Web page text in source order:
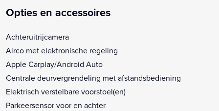
Opties en accessoires
Achteruitrijcamera
Airco met elektronische regeling
Apple Carplay/Android Auto
Centrale deurvergrendeling met afstandsbediening
Elektrisch verstelbare voorstoel(en)
Parkeersensor voor en achter